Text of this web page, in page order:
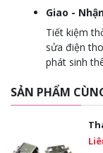
Giao -
Tiết kiệm
sửa điện
phát sinh
SẢN PHẨM